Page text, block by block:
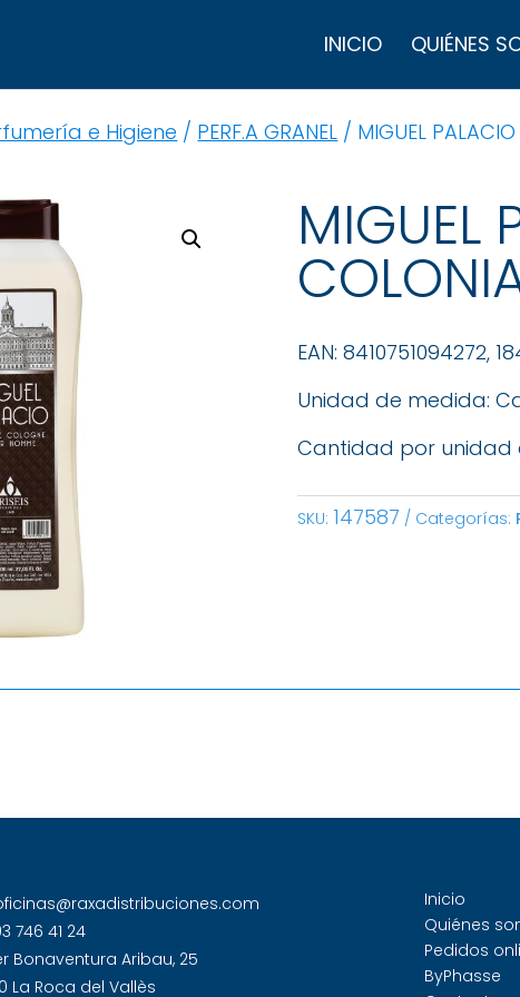
INICIO QUIÉNES
e Higiene / PERF.A GRANEL / MIGUEL
MIGUEL
EAN: 8410751094272,
Unidad de medida:
Cantidad por unidad
SKU: 147587 Categorías:
746 41 24
Bonaventura Aribau, 25
La Roca del Vallès
Inicio
Quiénes
Pedidos
ByPhasse